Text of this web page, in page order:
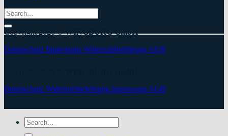
Search
for:
Copyright 2026 ©WINGBURG GmbH
Datenschutz Impressum Widerrufsbelehrung AGB
Datenschutz Widerrufsbelehrung Impressum AGB
Search
for: